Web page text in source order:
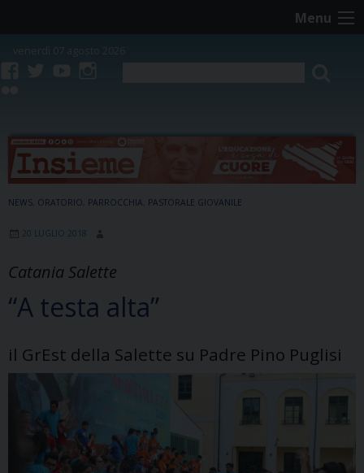
content
Menu
venerdì 07 agosto 2026
NEWS ORATORIO PARROCCHIA PASTORALE GIOVANILE
20 LUGLIO 2018
Catania Salette
“A testa alta”
il GrEst della Salette su Padre Pino Puglisi